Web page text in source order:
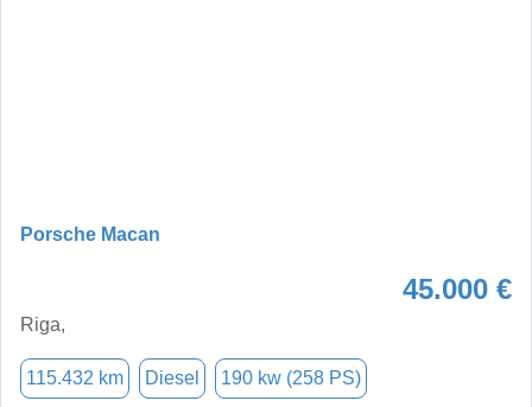
Porsche Macan
45.000 €
Riga,
115.432 km Diesel 190 kw (258 PS)